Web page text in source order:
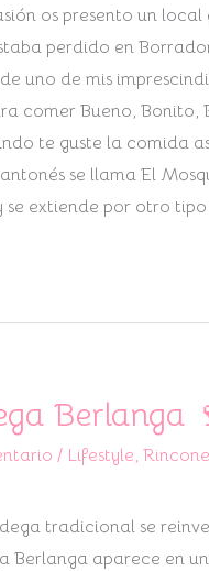
os presento un local
perdido en
uno de mis
comer Bueno, Bonito,
te guste la comida
se llama El
se extiende por otro
Berlanga
/ Lifestyle,
tradicional se
Berlanga aparece en